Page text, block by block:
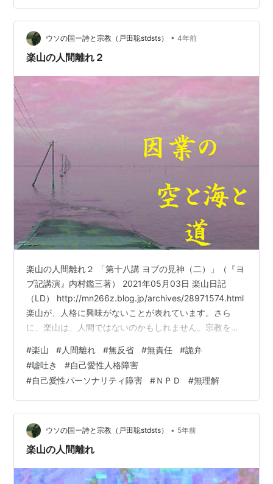
とは御心か人間の勝手かどうかさえ分からないのに分か
ったことにしやすいという自覚 神が云々・・ではなく自
分がどうなのかが信仰の祈りである つまるところ反省も
せず分かったつもりになりかつ分からな…
ウソの国ー詩と宗教（戸田聡stdsts） • 4年前
楽山の人間離れ２
楽山の人間離れ２ 「第十八講 ヨブの見神（二）」（『ヨ
ブ記講演』内村鑑三著） 2021年05月03日 楽山日記
（LD） http://mn266z.blog.jp/archives/28971574.html
楽山が、人格に興味がないことが表れています。さら
に、楽山は、人間ではないのかもしれません。宗教を考
あるとかを考えて、人間の心を考えないし、心に感じな
い楽山が、宗教と信仰、即ち、人間を生かす道を説くこ
となど出来ないでしょう。 ＞「第十八講 ヨブの見神
（二）」を読んだので、印象に残った箇所と感想をメモ
しておきたい。「第三十八章の研究」。「有名…
#楽山 #人間離れ #無反省 #無責任 #詭弁
#嘘吐き #自己愛性人格障害
#自己愛性パーソナリティ障害 #ＮＰＤ #無理解
ウソの国ー詩と宗教（戸田聡stdsts） • 5年前
楽山の人間離れ